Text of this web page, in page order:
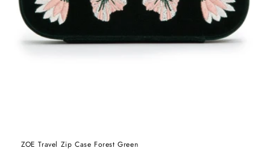
ZOE Travel Zip Case Forest Green